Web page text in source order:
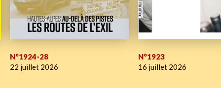
N°1924-28
22 juillet 2026
N°1923
16 juillet 2026